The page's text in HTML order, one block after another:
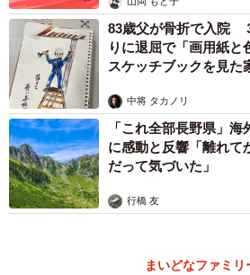
83歳父が骨折で入院
りに退屈で「画用紙
スケッチブックを見た
中将 タカノリ
「これ全部長野県」
に感動と反響「離れて
だって気づいた」
行橋 友
まいどなファミリ